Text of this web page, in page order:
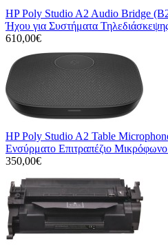
HP Poly Studio A2 Audio Bridge
Ήχου για Συστήματα
610,00€
HP Poly Studio A2 Table
Ενσύρματο Επιτραπέζιο
350,00€